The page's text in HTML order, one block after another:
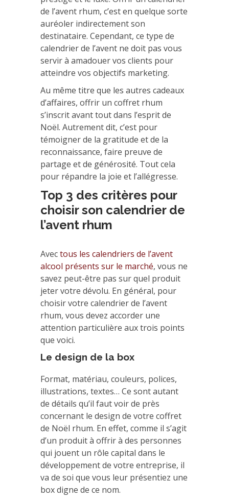
de l’avent rhum, c’est en quelque sorte
auréoler indirectement son
destinataire. Cependant, ce type de
calendrier de l’avent ne doit pas vous
servir à amadouer vos clients pour
atteindre vos objectifs marketing.
Au même titre que les autres cadeaux
d’affaires, offrir un coffret rhum
s’inscrit avant tout dans l’esprit de
Noël. Autrement dit, c’est pour
témoigner de la gratitude et de la
reconnaissance, faire preuve de
partage et de générosité. Tout cela
pour répandre la joie et l’allégresse.
Top 3 des critères pour
choisir son calendrier de
l’avent rhum
Avectous les calendriers de l’avent
alcool présents sur le marché, vous ne
savez peut-être pas sur quel produit
jeter votre dévolu. En général, pour
choisir votre calendrier de l’avent
rhum, vous devez accorder une
attention particulière aux trois points
que voici.
Le design de la box
Format, matériau, couleurs, polices,
illustrations, textes… Ce sont autant
de détails qu’il faut voir de près
concernant le design de votre coffret
de Noël rhum. En effet, comme il s’agit
d’un produit à offrir à des personnes
qui jouent un rôle capital dans le
développement de votre entreprise, il
va de soi que vous leur présentiez une
box digne de ce nom.